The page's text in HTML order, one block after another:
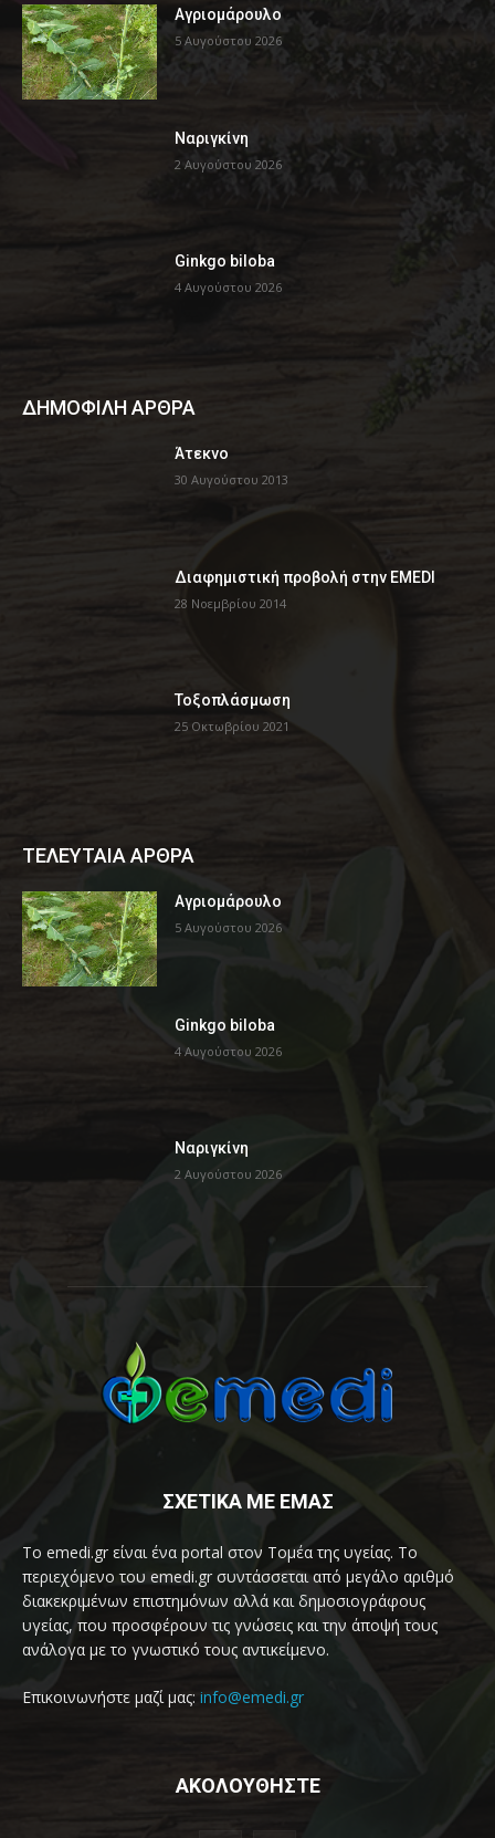
Αγριομάρουλο
5 Αυγούστου 2026
Ναριγκίνη
2 Αυγούστου 2026
Ginkgo biloba
4 Αυγούστου 2026
ΔΗΜΟΦΙΛΗ ΑΡΘΡΑ
Άτεκνο
30 Αυγούστου 2013
Διαφημιστική προβολή στην EMEDI
28 Νοεμβρίου 2014
Τοξοπλάσμωση
25 Οκτωβρίου 2021
ΤΕΛΕΥΤΑΙΑ ΑΡΘΡΑ
Αγριομάρουλο
5 Αυγούστου 2026
Ginkgo biloba
4 Αυγούστου 2026
Ναριγκίνη
2 Αυγούστου 2026
ΣΧΕΤΙΚΑ ΜΕ ΕΜΑΣ
Το emedi.gr είναι ένα portal στον Τομέα της υγείας. Το
περιεχόμενο του emedi.gr συντάσσεται από μεγάλο αριθμό
διακεκριμένων επιστημόνων αλλά και δημοσιογράφους
υγείας, που προσφέρουν τις γνώσεις και την άποψή τους
ανάλογα με το γνωστικό τους αντικείμενο.
Επικοινωνήστε μαζί μας: info@emedi.gr
ΑΚΟΛΟΥΘΗΣΤΕ